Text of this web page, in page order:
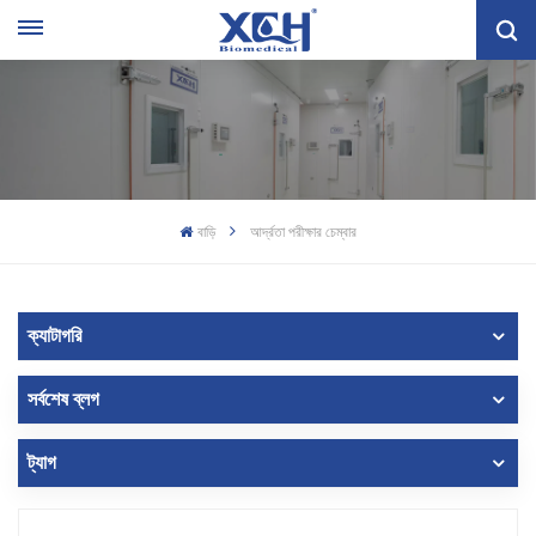
বাড়ি আর্দ্রতা পরীক্ষার চেম্বার
ক্যাটাগরি
সর্বশেষ ব্লগ
ট্যাগ